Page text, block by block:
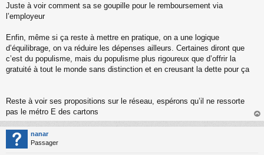
Juste à voir comment sa se goupille pour le remboursement via
l’employeur
Enfin, même si ça reste à mettre en pratique, on a une logique
d’équilibrage, on va réduire les dépenses ailleurs. Certaines diront que
c’est du populisme, mais du populisme plus rigoureux que d’offrir la
gratuité à tout le monde sans distinction et en creusant la dette pour ça
Reste à voir ses propositions sur le réseau, espérons qu’il ne ressorte
pas le métro E des cartons
au
nanar
Passager